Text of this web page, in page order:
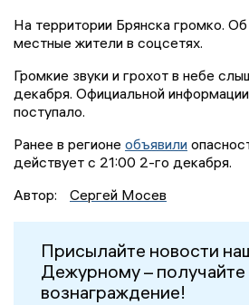
На территории Брянска громко.
местные жители в соцсетях.
Громкие звуки и грохот в небе
декабря. Официальной
поступало.
Ранее в регионе объявили
действует с 21:00 2-го декабря.
Автор:
Сергей Мосев
Присылайте новости
Дежурному – получайте
вознаграждение!